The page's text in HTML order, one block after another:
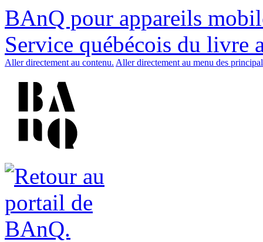
BAnQ pour appareils
Service québécois du livre
Aller directement au contenu. Aller directement au menu des